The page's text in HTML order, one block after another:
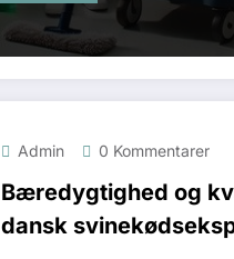
Admin 0 Kommentarer
Bæredygtighed og
dansk